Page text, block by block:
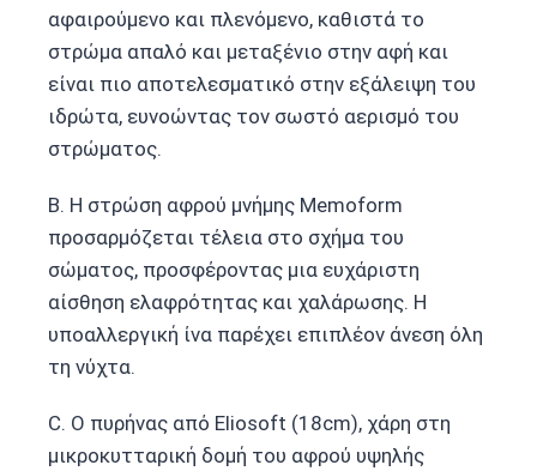
αφαιρούμενο και πλενόμενο, καθιστά το
στρώμα απαλό και μεταξένιο στην αφή και
είναι πιο αποτελεσματικό στην εξάλειψη του
ιδρώτα, ευνοώντας τον σωστό αερισμό του
στρώματος.
Β. Η στρώση αφρού μνήμης Memoform
προσαρμόζεται τέλεια στο σχήμα του
σώματος, προσφέροντας μια ευχάριστη
αίσθηση ελαφρότητας και χαλάρωσης. Η
υποαλλεργική ίνα παρέχει επιπλέον άνεση όλη
τη νύχτα.
C. Ο πυρήνας από Eliosoft (18cm), χάρη στη
μικροκυτταρική δομή του αφρού υψηλής